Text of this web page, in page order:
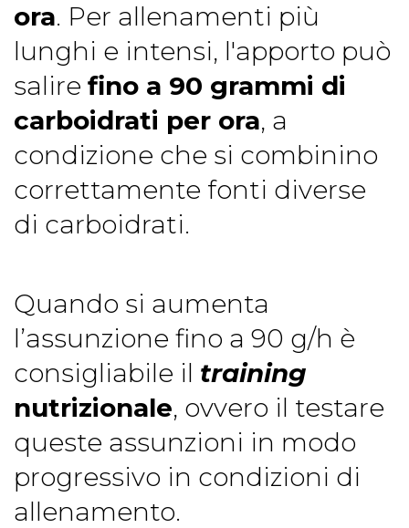
ora. Per allenamenti più
lunghi e intensi, l'apporto può
salire fino a 90 grammi di
carboidrati per ora, a
condizione che si combinino
correttamente fonti diverse
di carboidrati.
Quando si aumenta
l’assunzione fino a 90 g/h è
consigliabile il training
nutrizionale, ovvero il testare
queste assunzioni in modo
progressivo in condizioni di
allenamento.